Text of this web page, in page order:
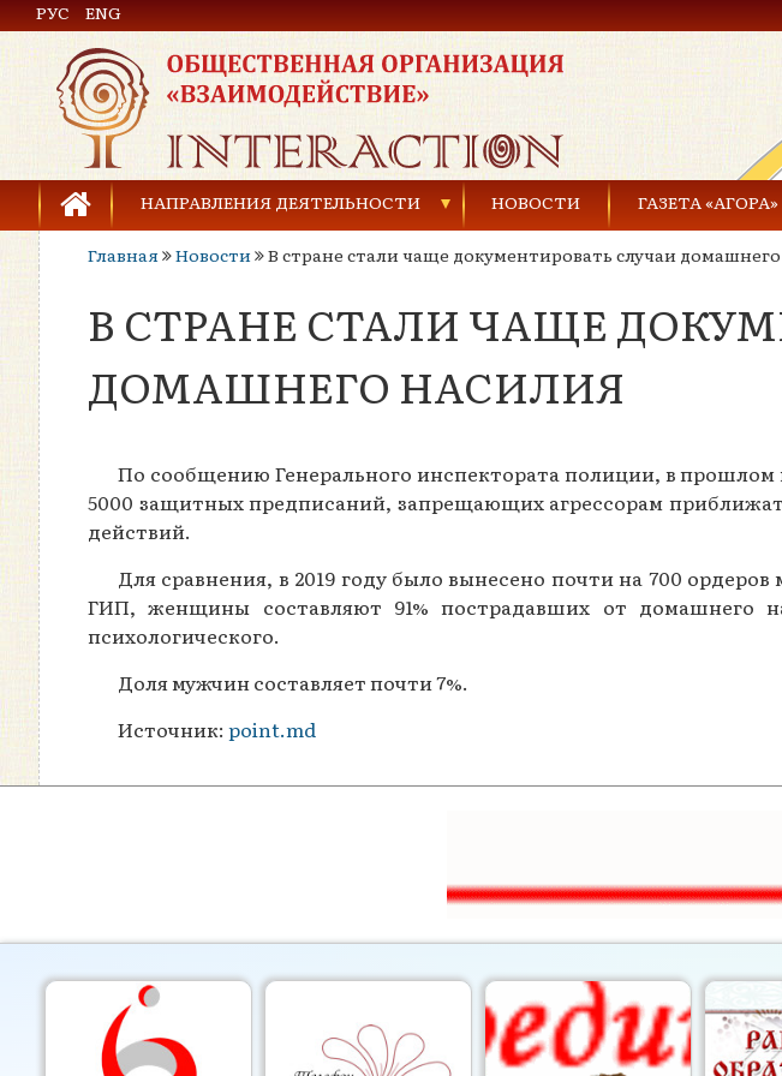
Общественная организация «Взаимодействие»
РУС ENG
НАПРАВЛЕНИЯ ДЕЯТЕЛЬНОСТИ
Предупреждение торговли людьми
Предупреждение насилия в семье
Развитие детей и молодёжи
НОВОСТИ ГАЗЕТА «АГОРА»
Газеты за 2021 г.
Газеты за 2020 г.
Газеты за 2016 г.
Газеты за 2014 г.
Главная
Новости В стране стали чаще документировать случаи
В СТРАНЕ СТАЛИ ЧАЩЕ
ДОМАШНЕГО НАСИЛИЯ
По сообщению Генерального инспектората полиции, в
5000 защитных предписаний, запрещающих агрессорам
действий.
Для сравнения, в 2019 году было вынесено почти на 700
ГИП, женщины составляют 91% пострадавших от домашнего
психологического.
Доля мужчин составляет почти 7%.
Источник: point.md